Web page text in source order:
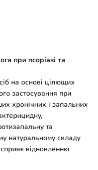
при псоріазі та
на основі цілющих
застосування при
хронічних і запальних
та
натуральному складу
відновленню